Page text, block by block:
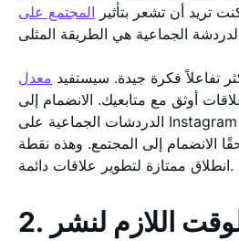
تريد أن تشعر بتأثير
تفاعلاً فكرة جيدة. سيستفيد معدل
أوثق مع متابعيك. الانضمام إلى
الدردشات الجماعية على Instagram أمر تطوعي. وهذا يعني
الانضمام إلى المجتمع. وهذه نقطة
انطلاق ممتازة لتطوير علاقات دائمة.
2. اختصار الوقت اللازم لنشر